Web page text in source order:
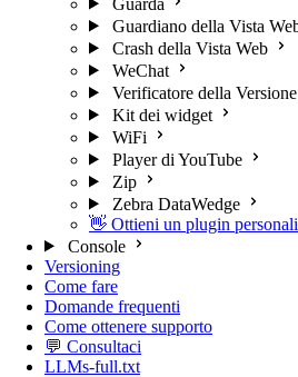
Guardiano della Vista
Crash della Vista Web
WeChat
Verificatore della
Kit dei widget
WiFi
Player di YouTube
Zip
Zebra DataWedge
👋 Ottieni un plugin
Console
Versioning
Come fare
Domande frequenti
Come ottenere supporto
💬 Consultaci
LLMs-full.txt